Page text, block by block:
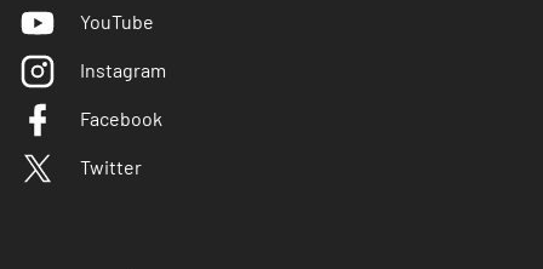
YouTube
Instagram
Facebook
Twitter